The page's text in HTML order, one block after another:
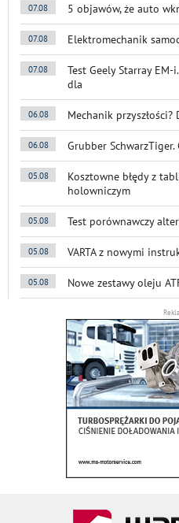
07.08 5 objawów, że auto
07.08 Elektromechanik
07.08
Test Geely Starray
dla
06.08 Mechanik
06.08 Grubber
05.08
Kosztowne błędy z
holowniczym
05.08 Test porównawczy
05.08 VARTA z nowymi
05.08 Nowe zestawy oleju